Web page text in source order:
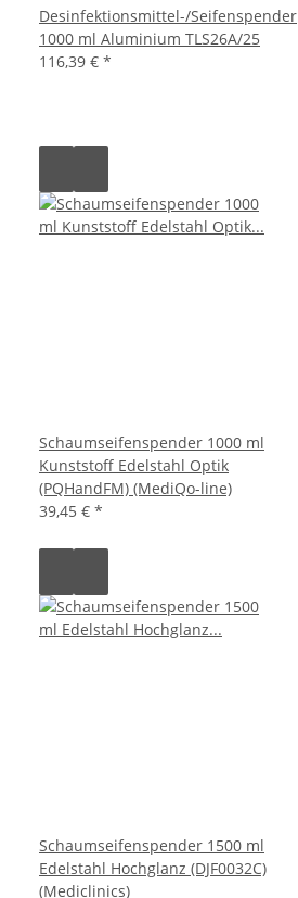
Desinfektionsmittel-/Seifenspender
1000 ml Aluminium TLS26A/25
116,39 € *
Schaumseifenspender 1000 ml
Kunststoff Edelstahl Optik
(PQHandFM) (MediQo-line)
39,45 € *
Schaumseifenspender 1500 ml
Edelstahl Hochglanz (DJF0032C)
(Mediclinics)